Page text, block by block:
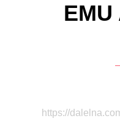
https://